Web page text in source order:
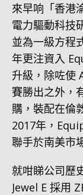
來早响「香港
電力驅動科技
並為一級方程
年更注資入
升級，除咗使
賽勝出之外，
購，裝配在倫
2017年，
聯手於南美市
就咁睇公司歷
Jewel E 採用